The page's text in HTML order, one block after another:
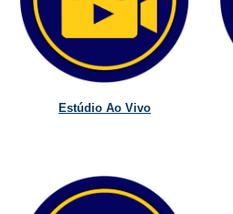
Estúdio Ao Vivo